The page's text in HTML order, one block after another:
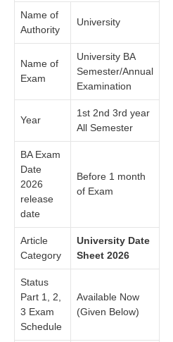
Name of
Authority
University
Name of
Exam
University BA
Semester/Annual
Examination
Year
1st 2nd 3rd year
All Semester
BA Exam
Date
2026
release
date
Before 1 month
of Exam
Article
Category
University Date
Sheet 2026
Status
Part 1, 2,
3 Exam
Schedule
Available Now
(Given Below)